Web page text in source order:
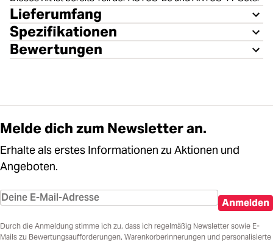
Lieferumfang
Spezifikationen
Bewertungen
Melde dich zum Newsletter an.
Erhalte als erstes Informationen zu Aktionen und
Angeboten.
Anmelden
Durch die Anmeldung stimme ich zu, dass ich regelmäßig Newsletter sowie E-
Mails zu Bewertungsaufforderungen, Warenkorberinnerungen und personalisierte